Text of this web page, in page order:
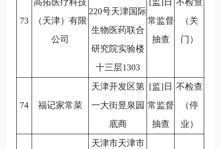
73
高拓医疗科技
（天津）有限
公司
220号天津国际
生物医药联合
研究院实验楼
十三层1303
[监]日
常监督
抽查
不检查
（关
门）
74 福记家常菜
天津开发区第
一大街昱泉园
底商
[监]日
常监督
抽查
不检查
（停
业）
天津市天津市